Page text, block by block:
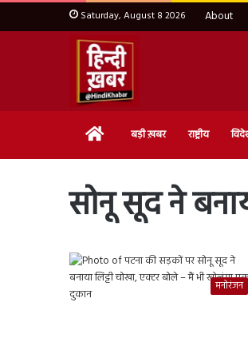
Saturday, August 8 2026 About
Home बड़ी ख़बर राष्ट्रीय
सोनू सूद ने
मनोरंजन